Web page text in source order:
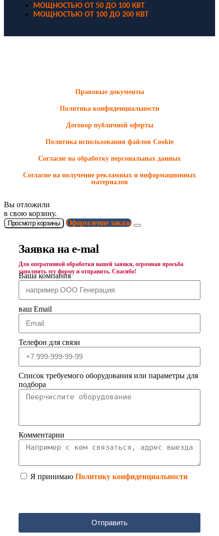
МОЩНОСТЬЮ ОТ 50 ДО 100 КВТ
МОЩНОСТЬЮ ОТ 100 ДО 200 КВТ
Правовые документы
Политика конфиденциальности
Договор публичной оферты
Политика использования файлов Cookie
Согласие на обработку персональных данных
Согласие на получение рекламных и информационных
материалов
Вы отложили
в свою корзину.
Просмотр корзины Оформление заказа
Заявка на e-mal
Для оперативной обработки вашей заявки, огромная просьба
заполнить эту форму и отправить. Спасибо!
Ваша компания
ваш Email
Телефон для связи
Список требуемого оборудования или параметры для
подбора
Комментарии
Я принимаю Политику конфиденциальности
Отправить